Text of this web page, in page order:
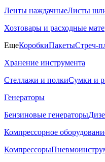
Ленты наждачныеЛисты
Хозтовары и расходные
ЕщеКоробкиПакетыСтреч-
Хранение инструмента
Стеллажи и полкиСумки и
Генераторы
Бензиновые генераторы
Компрессорное
Компрессоры